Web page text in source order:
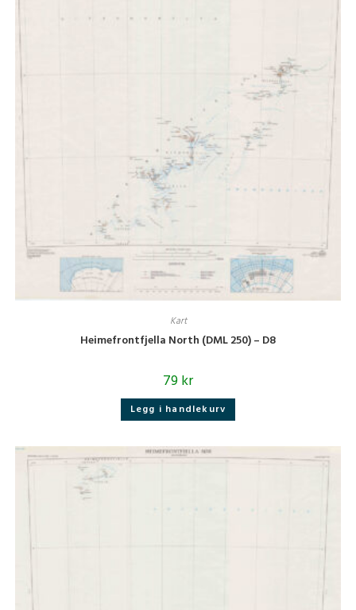
Kart
Heimefrontfjella North (DML 250) – D8
79kr
Legg i handlekurv